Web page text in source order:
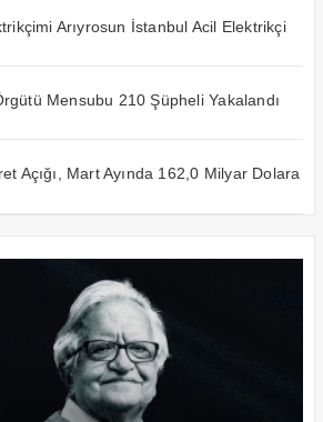
Arıyrosun İstanbul Acil Elektrikçi
Mensubu 210 Şüpheli Yakalandı
Açığı, Mart Ayında 162,0 Milyar Dolara